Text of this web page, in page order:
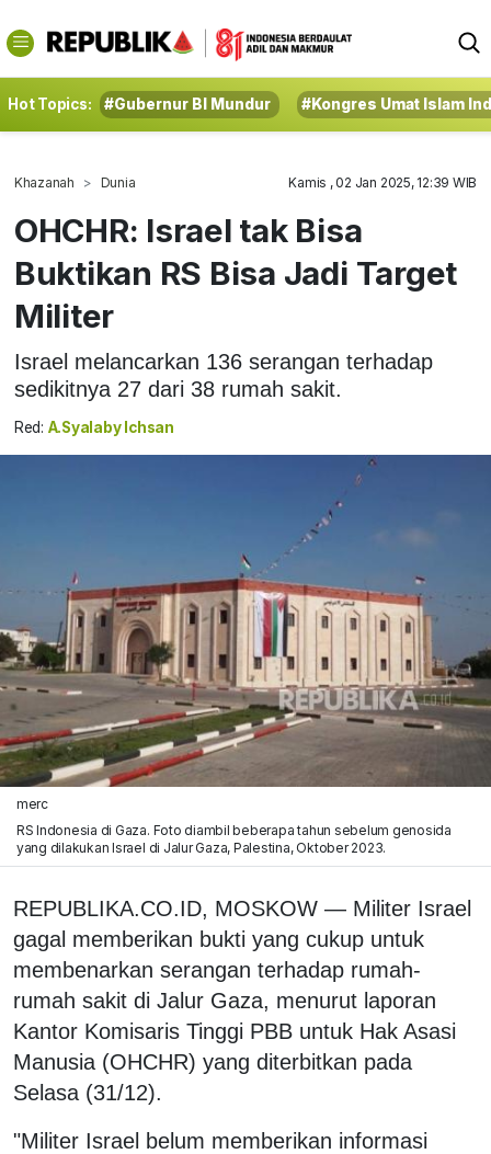
Hot Topics: #Gubernur BI Mundur #Kongres Umat Islam
Khazanah Dunia Kamis , 02 Jan 2025, 12:39 WIB
OHCHR: Israel tak Bisa
Buktikan RS Bisa Jadi Target
Militer
Israel melancarkan 136 serangan terhadap
sedikitnya 27 dari 38 rumah sakit.
Red: A.Syalaby Ichsan
merc
RS Indonesia di Gaza. Foto diambil beberapa tahun sebelum genosida
yang dilakukan Israel di Jalur Gaza, Palestina, Oktober 2023.
REPUBLIKA.CO.ID, MOSKOW — Militer Israel
gagal memberikan bukti yang cukup untuk
membenarkan serangan terhadap rumah-
rumah sakit di Jalur Gaza, menurut laporan
Kantor Komisaris Tinggi PBB untuk Hak Asasi
Manusia (OHCHR) yang diterbitkan pada
Selasa (31/12).
"Militer Israel belum memberikan informasi